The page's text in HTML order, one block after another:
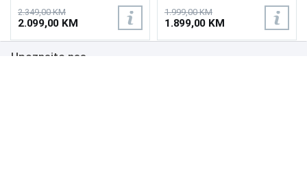
Osvježenje: 144Hz, AMD
FreeSync Premium Pro,
Priključci: 2xHDMI 2.1,
DisplayPort, 2xUSB 3.2, USB-
B
2.349,00 KM
2.099,00 KM
Osvježenje: 175Hz, AMD
FreeSync Premium,
Wireless LAN, Bluetooth ,
Priključci: 2xHDMI,
1.999,00 KM
1.899,00 KM
Upoznajte nas